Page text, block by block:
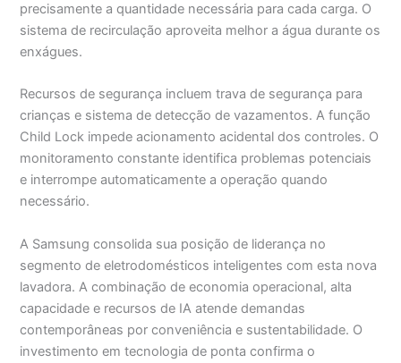
precisamente a quantidade necessária para cada carga. O
sistema de recirculação aproveita melhor a água durante os
enxágues.
Recursos de segurança incluem trava de segurança para
crianças e sistema de detecção de vazamentos. A função
Child Lock impede acionamento acidental dos controles. O
monitoramento constante identifica problemas potenciais
e interrompe automaticamente a operação quando
necessário.
A Samsung consolida sua posição de liderança no
segmento de eletrodomésticos inteligentes com esta nova
lavadora. A combinação de economia operacional, alta
capacidade e recursos de IA atende demandas
contemporâneas por conveniência e sustentabilidade. O
investimento em tecnologia de ponta confirma o